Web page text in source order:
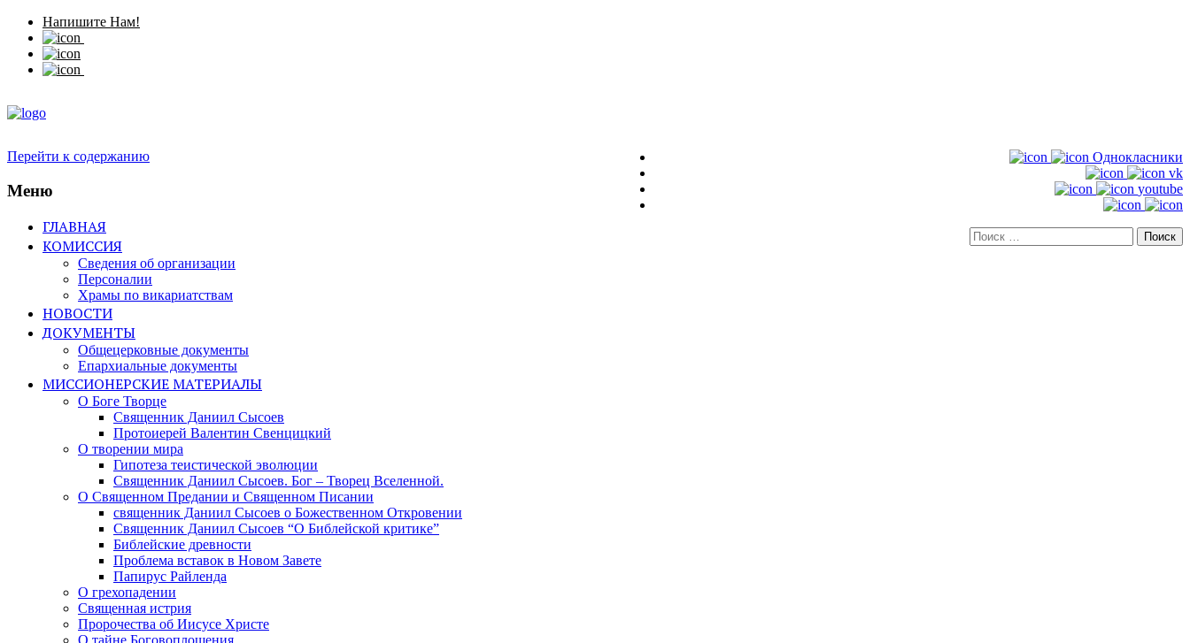
Напишите Нам!
Однокласники
vk
youtube
Искать:
Перейти к содержанию
Меню
ГЛАВНАЯ
КОМИССИЯ
Сведения об организации
Персоналии
Храмы по викариатствам
НОВОСТИ
ДОКУМЕНТЫ
Общецерковные документы
Епархиальные документы
МИССИОНЕРСКИЕ МАТЕРИАЛЫ
О Боге Творце
Священник Даниил Сысоев
Протоиерей Валентин Свенцицкий
О творении мира
Гипотеза теистической эволюции
Священник Даниил Сысоев. Бог – Творец Вселенной.
О Священном Предании и Священном Писании
священник Даниил Сысоев о Божественном Откровении
Священник Даниил Сысоев “О Библейской критике”
Библейские древности
Проблема вставок в Новом Завете
Папирус Райленда
О грехопадении
Священная истрия
Пророчества об Иисусе Христе